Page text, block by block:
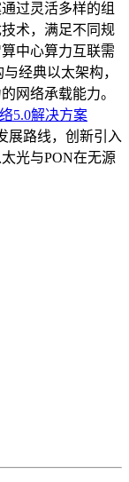
过灵活多样的组
术，满足不同规
中心算力互联需
经典以太架构，
网络承载能力。
5.0解决方案
展路线，创新引入
光与PON在无源